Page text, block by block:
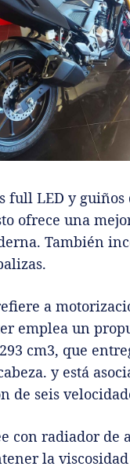
full LED y
ofrece una
También
a
emplea un
cm3, que
y está
de seis
con radiador de
la